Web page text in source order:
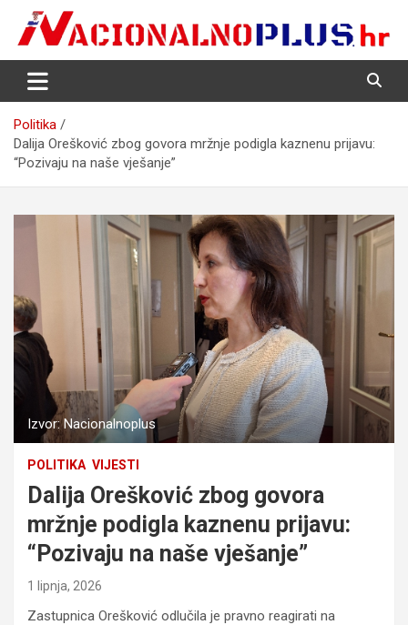
content
NacionalnoPlus.hr
Nacija želi znati više
Politika
Dalija Orešković zbog govora mržnje podigla kaznenu prijavu:
“Pozivaju na naše vješanje”
Izvor: Nacionalnoplus
POLITIKA VIJESTI
Dalija Orešković zbog govora
mržnje podigla kaznenu prijavu:
“Pozivaju na naše vješanje”
1 lipnja, 2026
Zastupnica Orešković odlučila je pravno reagirati na